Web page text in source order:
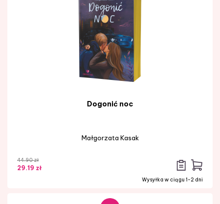
Dogonić noc
Małgorzata Kasak
44.90 zł
29.19 zł
Wysyłka w ciągu 1-2 dni